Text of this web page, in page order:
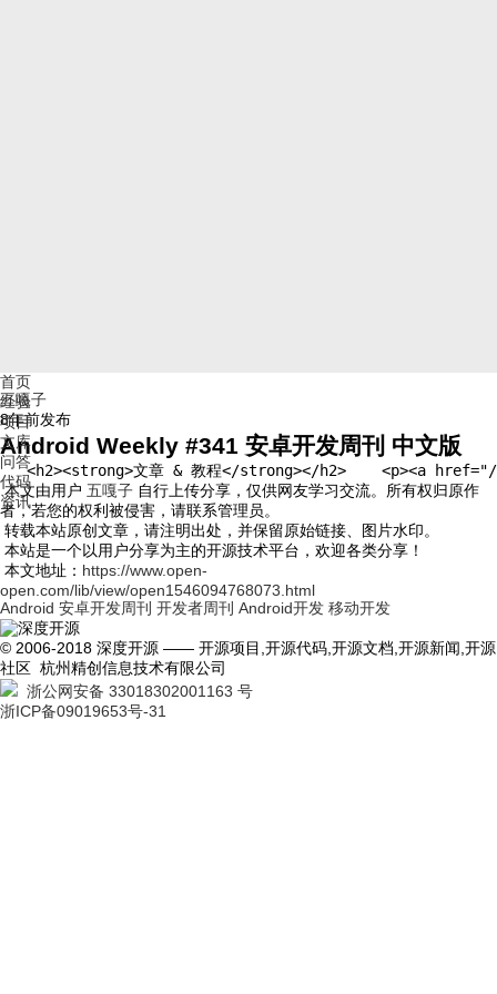
首页
经验
项目
文库
问答
代码
资讯
五嘎子
8年前发布
Android Weekly #341 安卓开发周刊 中文版
<h2><strong>文章 & 教程</strong></h2>    <p><a href="/
本文由用户 五嘎子 自行上传分享，仅供网友学习交流。所有权归原作
者，若您的权利被侵害，请联系管理员。
转载本站原创文章，请注明出处，并保留原始链接、图片水印。
本站是一个以用户分享为主的开源技术平台，欢迎各类分享！
本文地址： https://www.open-
open.com/lib/view/open1546094768073.html
Android 安卓开发周刊 开发者周刊 Android开发 移动开发
© 2006-2018 深度开源 —— 开源项目,开源代码,开源文档,开源新闻,开源
社区 杭州精创信息技术有限公司
浙公网安备 33018302001163 号
浙ICP备09019653号-31